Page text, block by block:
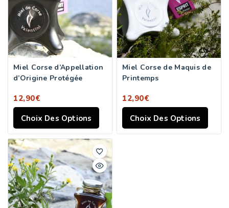
Miel Corse d’Appellation
d’Origine Protégée
12,90€
Choix Des Options
Miel Corse de Maquis de
Printemps
12,90€
Choix Des Options